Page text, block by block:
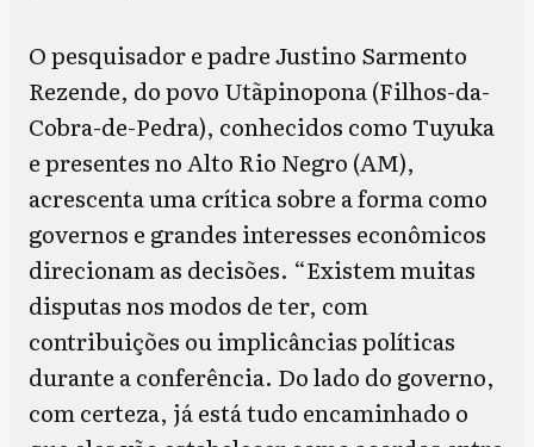
O pesquisador e padre Justino Sarmento
Rezende, do povo Utãpinopona (Filhos-da-
Cobra-de-Pedra), conhecidos como Tuyuka
e presentes no Alto Rio Negro (AM),
acrescenta uma crítica sobre a forma como
governos e grandes interesses econômicos
direcionam as decisões. “Existem muitas
disputas nos modos de ter, com
contribuições ou implicâncias políticas
durante a conferência. Do lado do governo,
com certeza, já está tudo encaminhado o